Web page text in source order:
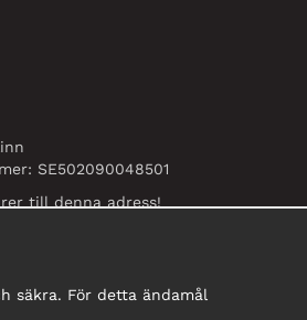
SE502090048501
till denna adress!
säkra. För detta ändamål